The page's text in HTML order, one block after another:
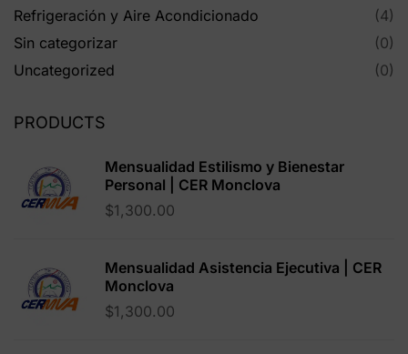
Refrigeración y Aire Acondicionado
(4)
Sin categorizar
(0)
Uncategorized
(0)
PRODUCTS
Mensualidad Estilismo y Bienestar
Personal | CER Monclova
$1,300.00
Mensualidad Asistencia Ejecutiva | CER
Monclova
$1,300.00